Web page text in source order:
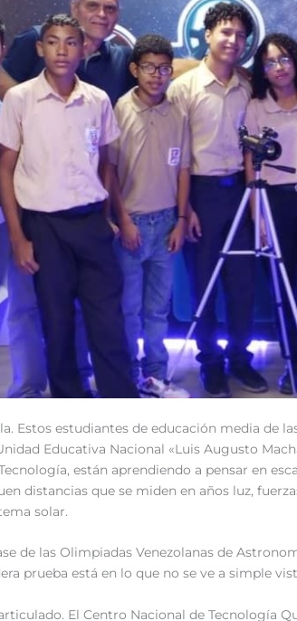
Estos estudiantes de educación media de
Educativa Nacional «Luis Augusto
están aprendiendo a pensar en
distancias que se miden en años luz,
solar.
de las Olimpiadas Venezolanas de
prueba está en lo que no se ve a simple
El Centro Nacional de Tecnología